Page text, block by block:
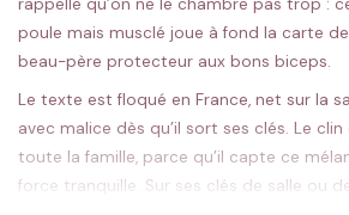
rappelle qu’on ne le chambre pas trop :
poule mais musclé joue à fond la carte
beau-père protecteur aux bons biceps.
Le texte est floqué en France, net sur la
avec malice dès qu’il sort ses clés. Le
toute la famille, parce qu’il capte ce
force tranquille. Sur ses clés de salle ou